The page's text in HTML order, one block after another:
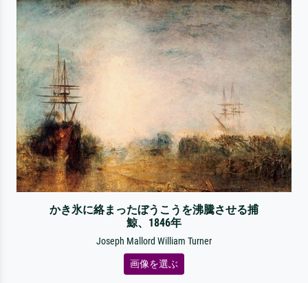
かき氷に絡まったぼうこうを沸騰させる捕
鯨、1846年
Joseph Mallord William Turner
画像を選ぶ